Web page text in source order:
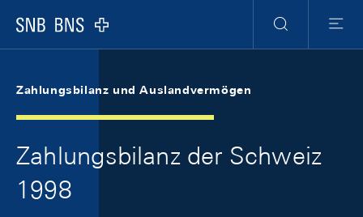
Logo
Suche
Menu
Zahlungsbilanz und Auslandvermögen
Zahlungsbilanz der Schweiz
1998